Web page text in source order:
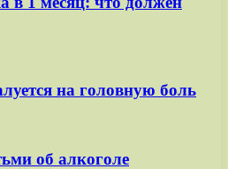
на головную боль
об алкоголе